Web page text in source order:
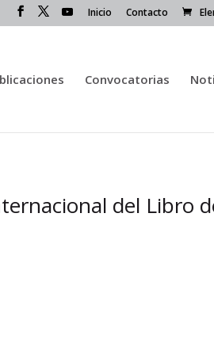
Inicio Contacto
Convocatorias
del Libro